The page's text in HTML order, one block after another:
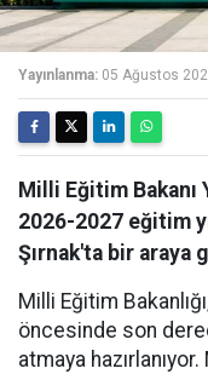
Yayınlanma: 05 Ağustos
Milli Eğitim Bakanı
2026-2027 eğitim
Şırnak'ta bir araya
Milli Eğitim
öncesinde son
atmaya